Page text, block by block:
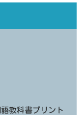
教科書プリント